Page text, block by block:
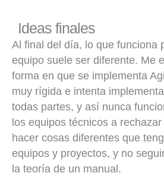
Ideas finales
Al final del día, lo que funciona
equipo suele ser diferente. Me
forma en que se implementa
muy rígida e intenta
todas partes, y así nunca
los equipos técnicos a
hacer cosas diferentes que
equipos y proyectos, y no
la teoría de un manual.